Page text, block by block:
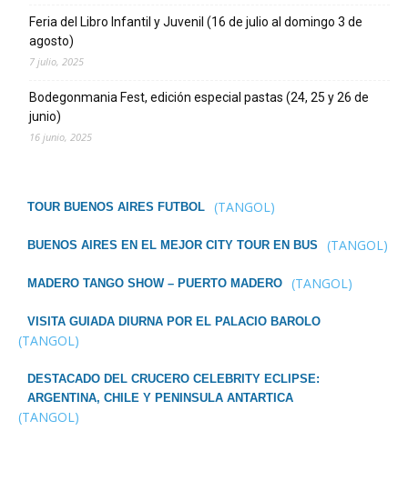
Feria del Libro Infantil y Juvenil (16 de julio al domingo 3 de
agosto)
7 julio, 2025
Bodegonmania Fest, edición especial pastas (24, 25 y 26 de
junio)
16 junio, 2025
TOUR BUENOS AIRES FUTBOL (TANGOL)
BUENOS AIRES EN EL MEJOR CITY TOUR EN BUS (TANGOL)
MADERO TANGO SHOW – PUERTO MADERO (TANGOL)
VISITA GUIADA DIURNA POR EL PALACIO BAROLO
(TANGOL)
DESTACADO DEL CRUCERO CELEBRITY ECLIPSE:
ARGENTINA, CHILE Y PENINSULA ANTARTICA
(TANGOL)